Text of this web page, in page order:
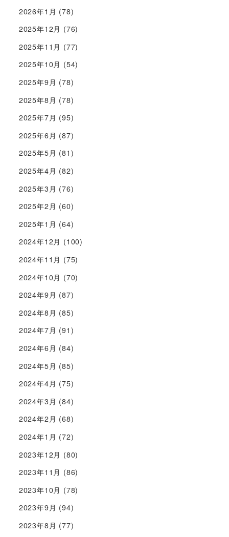
2026年1月 (78)
2025年12月 (76)
2025年11月 (77)
2025年10月 (54)
2025年9月 (78)
2025年8月 (78)
2025年7月 (95)
2025年6月 (87)
2025年5月 (81)
2025年4月 (82)
2025年3月 (76)
2025年2月 (60)
2025年1月 (64)
2024年12月 (100)
2024年11月 (75)
2024年10月 (70)
2024年9月 (87)
2024年8月 (85)
2024年7月 (91)
2024年6月 (84)
2024年5月 (85)
2024年4月 (75)
2024年3月 (84)
2024年2月 (68)
2024年1月 (72)
2023年12月 (80)
2023年11月 (86)
2023年10月 (78)
2023年9月 (94)
2023年8月 (77)